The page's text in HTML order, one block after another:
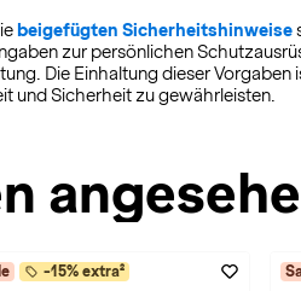
beigefügten Sicherheitshinweise
zur persönlichen
Die Einhaltung dieser
und Sicherheit zu gewährleisten.
-15% extra²